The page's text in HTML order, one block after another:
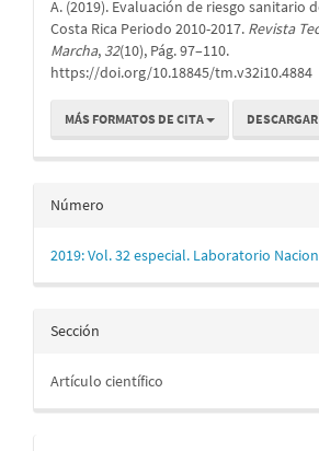
A. (2019). Evaluación de riesgo sanitario
Costa Rica Periodo 2010-2017. Revista
Marcha, 32(10), Pág. 97–110.
https://doi.org/10.18845/tm.v32i10.4884
MÁS FORMATOS DE CITA
Número
2019: Vol. 32 especial. Laboratorio
Sección
Artículo científico